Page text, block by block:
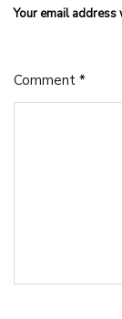
Your email
Comment *